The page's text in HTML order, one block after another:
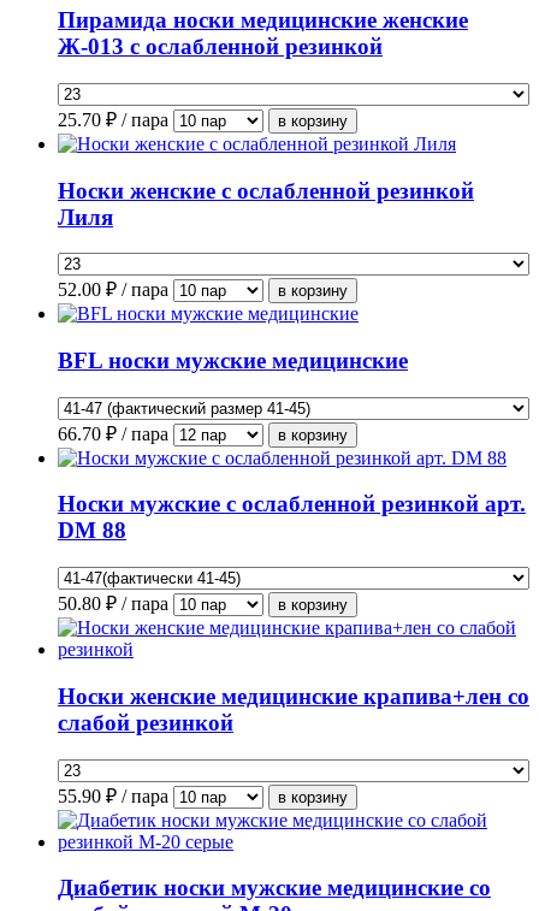
Пирамида носки медицинские женские
Ж-013 с ослабленной резинкой
25.70 ₽ / пара
Носки женские с ослабленной резинкой
Лиля
52.00 ₽ / пара
BFL носки мужские медицинские
66.70 ₽ / пара
Носки мужские с ослабленной резинкой арт.
DM 88
50.80 ₽ / пара
Носки женские медицинские крапива+лен со
слабой резинкой
55.90 ₽ / пара
Диабетик носки мужские медицинские со